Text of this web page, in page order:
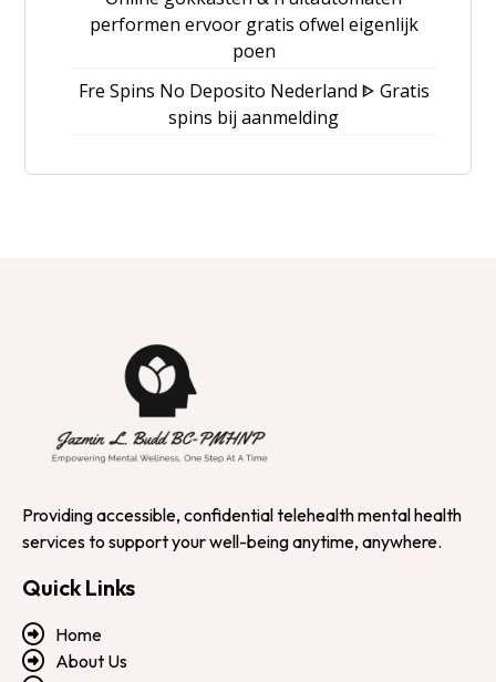
performen ervoor gratis ofwel eigenlijk
poen
Fre Spins No Deposito Nederland ᐈ Gratis
spins bij aanmelding
Providing accessible, confidential telehealth mental health
services to support your well-being anytime, anywhere.
Quick Links
Home
About Us